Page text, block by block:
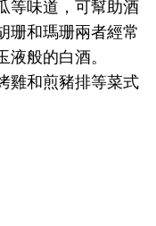
等味道，可幫助酒
珊和瑪珊兩者經常
般的白酒。
雞和煎豬排等菜式